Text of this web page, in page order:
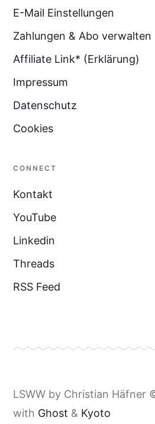
E-Mail Einstellungen
Zahlungen & Abo verwalten
Affiliate Link* (Erklärung)
Impressum
Datenschutz
Cookies
CONNECT
Kontakt
YouTube
Linkedin
Threads
RSS Feed
LSWW by Christian Häfner
with Ghost & Kyoto